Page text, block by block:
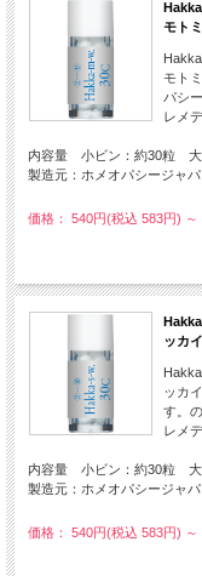
モト
モト
パシ
レメ
内容量 小ビン：約30粒 大
製造元：ホメオパシージャパ
価格： 540円(税込 583円) ～
ッカ
ッカ
す。
レメ
内容量 小ビン：約30粒 大
製造元：ホメオパシージャパ
価格： 540円(税込 583円) ～